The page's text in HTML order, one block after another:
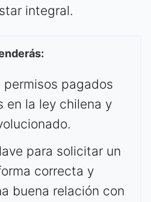
integral.
pagados
en la ley chilena y
para solicitar un
correcta y
buena relación con